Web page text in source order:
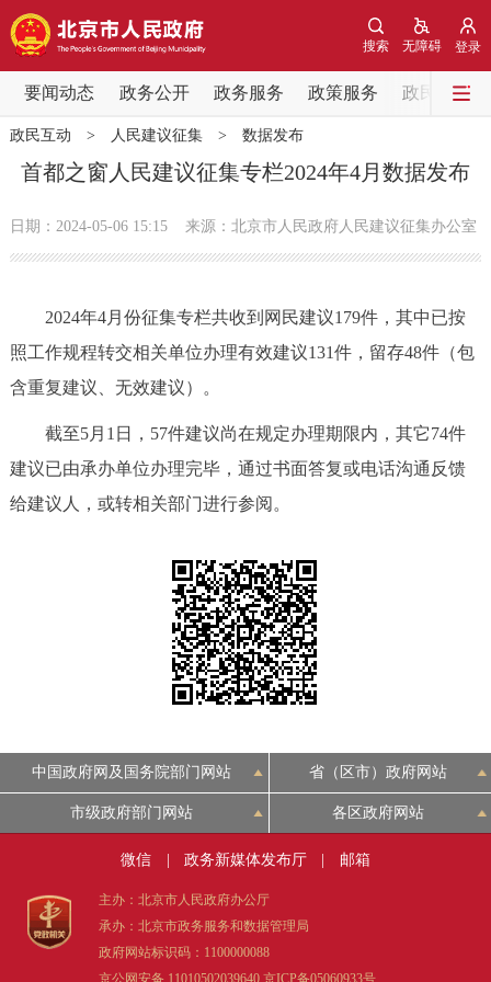
登录
无障碍
搜索
要闻动态 政务公开 政务服务 政策服务 政民互动
要闻动态
党中央精神 国务院信息
政务公开
市领导
决策公开 专题公开
法人服务
利企服务
中介服务 阳光政务
政民互动
12345网上接诉即办 我要咨询
参与调查 在线访谈
政民互动 > 人民建议征集> 数据发布
首都之窗人民建议征集专栏2024年4月数据发布
日期：2024-05-06 15:15 来源：北京市人民政府人民建议征集办公室
2024年4月份征集专栏共收到网民建议179件，其中已按
照工作规程转交相关单位办理有效建议131件，留存48件（包
含重复建议、无效建议）。
截至5月1日，57件建议尚在规定办理期限内，其它74件
建议已由承办单位办理完毕，通过书面答复或电话沟通反馈
给建议人，或转相关部门进行参阅。
中国政府网及国务院部门网站 省（区市）政府网站
市级政府部门网站 各区政府网站
微信 政务新媒体发布厅 邮箱
主办：北京市人民政府办公厅
承办：北京市政务服务和数据管理局
政府网站标识码：1100000088
京公网安备 11010502039640 京ICP备05060933号